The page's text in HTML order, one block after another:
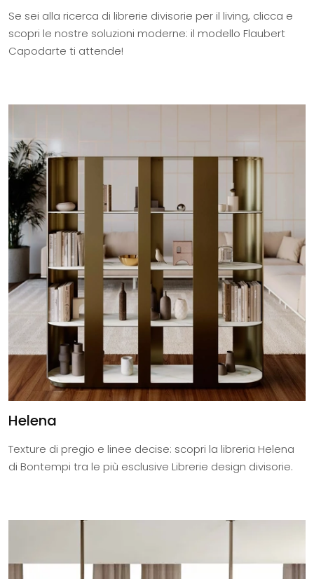
Se sei alla ricerca di librerie divisorie per il living, clicca e
scopri le nostre soluzioni moderne: il modello Flaubert
Capodarte ti attende!
Helena
Texture di pregio e linee decise: scopri la libreria Helena
di Bontempi tra le più esclusive Librerie design divisorie.